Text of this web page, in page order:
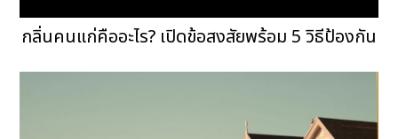
กลิ่นคนแก่คืออะไร? เปิดข้อสงสัยพร้อม 5 วิธีป้องกัน